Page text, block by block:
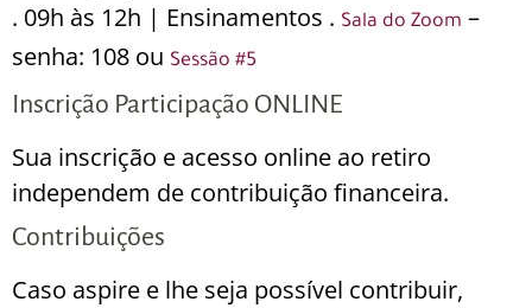
. 09h às 12h | Ensinamentos . Sala do Zoom –
senha: 108 ou Sessão #5
Inscrição Participação ONLINE
Sua inscrição e acesso online ao retiro
independem de contribuição financeira.
Contribuições
Caso aspire e lhe seja possível contribuir,